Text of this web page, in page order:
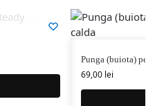
Punga (buiota)
69,00 lei